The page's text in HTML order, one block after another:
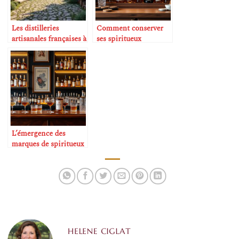
Les distilleries
artisanales françaises à
connaître
Comment conserver
ses spiritueux
L’émergence des
marques de spiritueux
HELENE CIGLAT